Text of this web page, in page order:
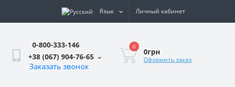
Язык Личный кабинет
0-800-333-146
+38 (067) 904-76-65
Заказать звонок
0
0грн
Оформить заказ